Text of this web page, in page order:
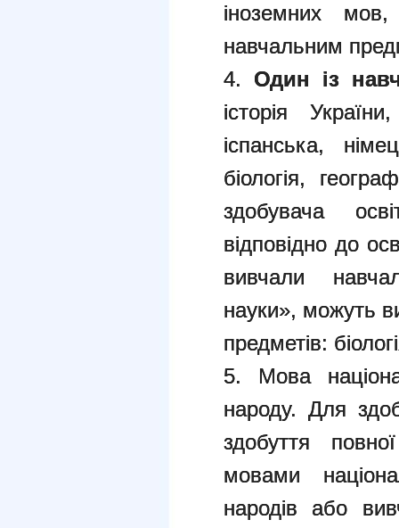
іноземних
навчальним
4. Один із
історія
іспанська,
біологія,
здобувача
відповідно до
вивчали
науки», можуть
предметів:
5. Мова
народу. Для
здобуття
мовами
народів або